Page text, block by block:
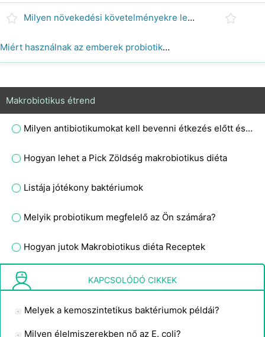
Milyen növekedési követelményekre lenne szüksége a Clostridium perfringens mikroba laboratóriumi termesztéséhez?
Miért használnak az emberek probiotikumot?
Makrobiotikus étrend
Milyen antibiotikumokat kell bevenni étkezés előtt és miért?
Hogyan lehet a Pick Zöldség makrobiotikus diéta
Listája jótékony baktériumok
Melyik probiotikum megfelelő az Ön számára?
Hogyan jutok Makrobiotikus diéta Receptek
Néhány alapjai makrobiotikus diéta
KAPCSOLÓDÓ CIKKEK
Melyek a kemoszintetikus baktériumok példái?
Milyen élelmiszerekben nő az E. coli?